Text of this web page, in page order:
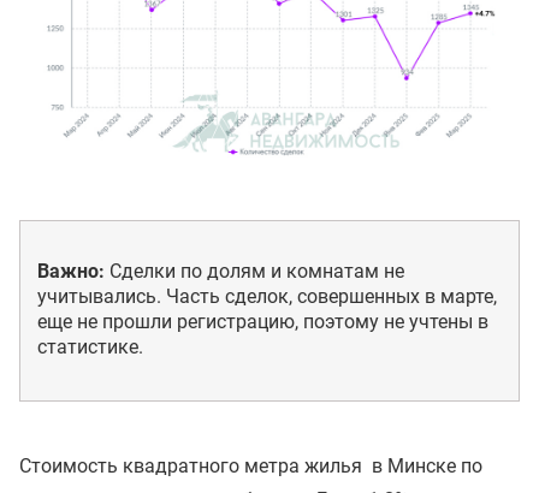
Важно: Сделки по долям и комнатам не
учитывались. Часть сделок, совершенных в марте,
еще не прошли регистрацию, поэтому не учтены в
статистике.
Стоимость квадратного метра жилья в Минске по